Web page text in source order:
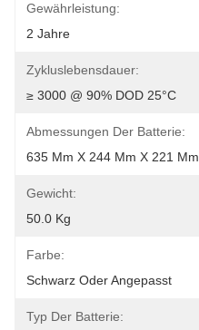
Gewährleistung:
2 Jahre
Zykluslebensdauer:
≥ 3000 @ 90% DOD 25°C
Abmessungen Der Batterie:
635 Mm X 244 Mm X 221 Mm
Gewicht:
50.0 Kg
Farbe:
Schwarz Oder Angepasst
Typ Der Batterie: